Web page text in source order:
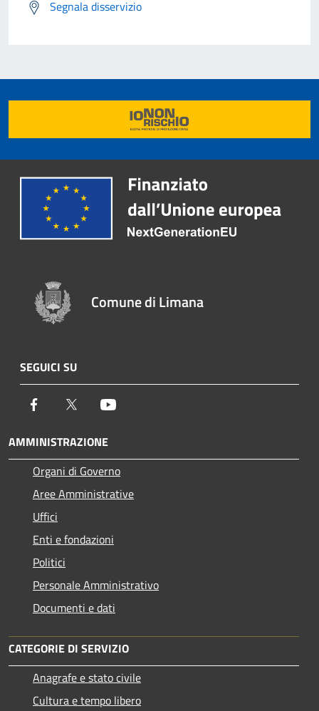
Segnala disservizio
Comune di Limana
SEGUICI SU
Facebook Twitter
AMMINISTRAZIONE
Organi di Governo
Aree Amministrative
Uffici
Enti e fondazioni
Politici
Personale Amministrativo
Documenti e dati
CATEGORIE DI SERVIZIO
Anagrafe e stato civile
Cultura e tempo libero